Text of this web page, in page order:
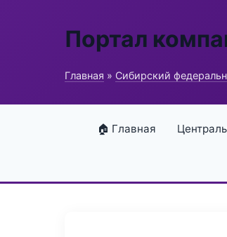
Портал
Главная » Сибирский
🏠 Главная